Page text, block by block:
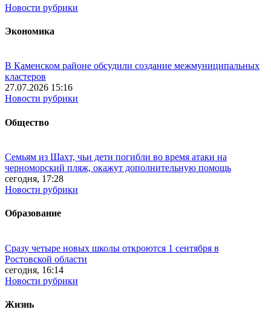
Новости рубрики
Экономика
В Каменском районе обсудили создание межмуниципальных
кластеров
27.07.2026 15:16
Новости рубрики
Общество
Семьям из Шахт, чьи дети погибли во время атаки на
черноморский пляж, окажут дополнительную помощь
сегодня, 17:28
Новости рубрики
Образование
Сразу четыре новых школы откроются 1 сентября в
Ростовской области
сегодня, 16:14
Новости рубрики
Жизнь